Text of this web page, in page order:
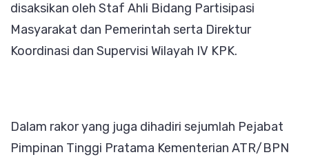
disaksikan oleh Staf Ahli Bidang Partisipasi
Masyarakat dan Pemerintah serta Direktur
Koordinasi dan Supervisi Wilayah IV KPK.
Dalam rakor yang juga dihadiri sejumlah Pejabat
Pimpinan Tinggi Pratama Kementerian ATR/BPN